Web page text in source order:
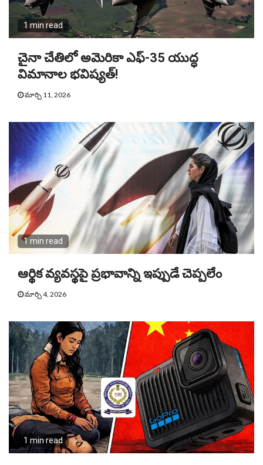
1 min read
చైనా చేతిలో అమెరికా ఎఫ్-35 యుద్ధ
విమానాల భవిష్యత్!
మార్చి 11, 2026
1 min read
ఆర్థిక వ్యవస్థపై ప్రభావాన్ని ఇప్పుడే చెప్పలేం
మార్చి 4, 2026
1 min read